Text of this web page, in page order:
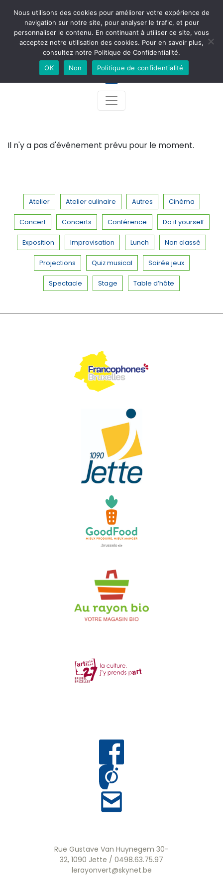
Newsletter Accès Contact Facebook Instagram
Il n'y a pas d'événement prévu pour le moment.
Atelier Atelier culinaire Autres Cinéma
Concert Concerts Conférence Do it yourself
Exposition Improvisation Lunch Non classé
Projections Quiz musical Soirée jeux
Spectacle Stage Table d’hôte
Rue Gustave Van Huynegem 30-
32, 1090 Jette / 0498.63.75.97
lerayonvert@skynet.be
Nous utilisons des cookies pour améliorer votre expérience de
navigation sur notre site, pour analyser le trafic, et pour
personnaliser le contenu. En continuant à utiliser ce site, vous
acceptez notre utilisation des cookies. Pour en savoir plus,
consultez notre Politique de Confidentialité.
OK
Non Politique de confidentialité